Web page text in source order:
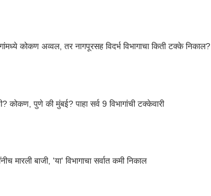
कोकण अव्वल, तर नागपूरसह विदर्भ विभागाचा किती टक्के निकाल?
कोकण, पुणे की मुंबई? पाहा सर्व 9 विभागांची टक्केवारी
मारली बाजी, 'या' विभागाचा सर्वात कमी निकाल